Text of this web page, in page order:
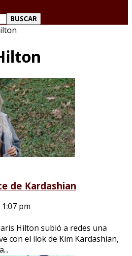
de Kardashian
pm
Hilton subió a redes una
con el llok de Kim Kardashian,